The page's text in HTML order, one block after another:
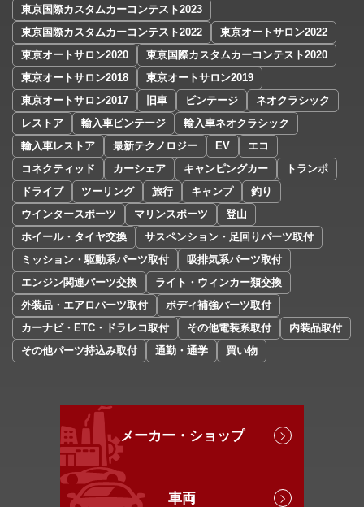
東京国際カスタムカーコンテスト2023
東京国際カスタムカーコンテスト2022
東京オートサロン2022
東京オートサロン2020
東京国際カスタムカーコンテスト2020
東京オートサロン2018
東京オートサロン2019
東京オートサロン2017
旧車 ビンテージ
ネオクラシック
レストア
輸入車ビンテージ
輸入車ネオクラシック
輸入車レストア
最新テクノロジー EV
エコ
コネクティッド
カーシェア キャンピングカー
トランポ
ドライブ
ツーリング 旅行 キャンプ
釣り
ウインタースポーツ
マリンスポーツ
登山
ホイール・タイヤ交換
サスペンション・足回りパーツ取付
ミッション・駆動系パーツ取付
吸排気系パーツ取付
エンジン関連パーツ交換
ライト・ウィンカー類交換
外装品・エアロパーツ取付
ボディ補強パーツ取付
カーナビ・ETC・ドラレコ取付
その他電装系取付
内装品取付
その他パーツ持込み取付
通勤・通学 買い物
メーカー・ショップ
車両